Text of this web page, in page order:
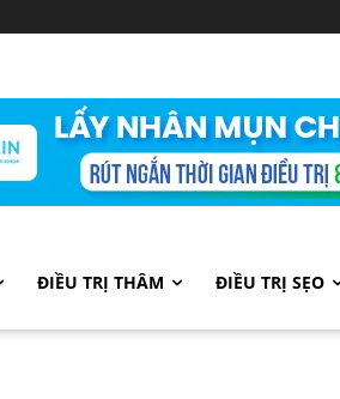
ĐIỀU TRỊ THÂM ĐIỀU TRỊ SẸO